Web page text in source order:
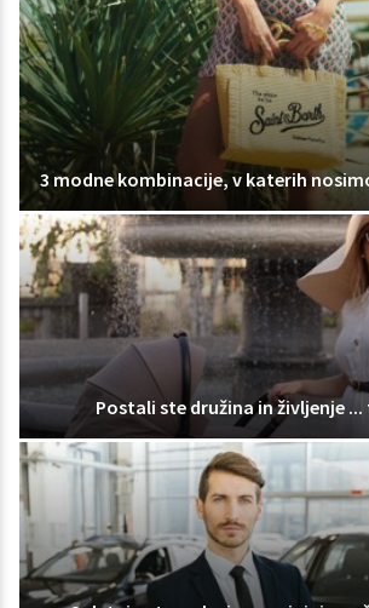
3 modne kombinacije, v katerih
Postali ste družina in življenje ...